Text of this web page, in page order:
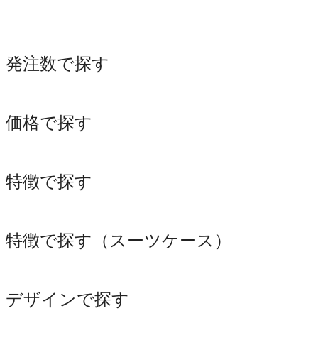
発注数で探す
価格で探す
特徴で探す
特徴で探す（スーツケース）
デザインで探す